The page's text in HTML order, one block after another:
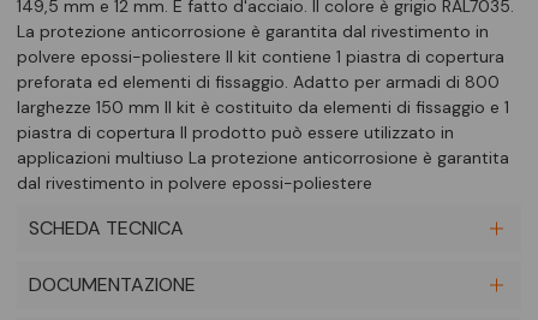
149,5 mm e 12 mm. È fatto d'acciaio. Il colore è grigio RAL7035.
La protezione anticorrosione è garantita dal rivestimento in
polvere epossi-poliestere Il kit contiene 1 piastra di copertura
preforata ed elementi di fissaggio. Adatto per armadi di 800
larghezze 150 mm Il kit è costituito da elementi di fissaggio e 1
piastra di copertura Il prodotto può essere utilizzato in
applicazioni multiuso La protezione anticorrosione è garantita
dal rivestimento in polvere epossi-poliestere
SCHEDA TECNICA
DOCUMENTAZIONE